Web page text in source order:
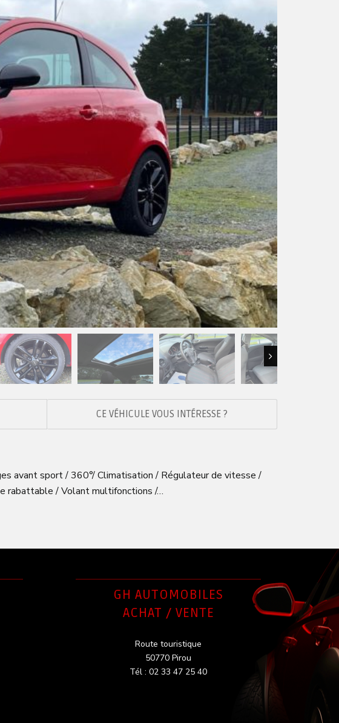
Next
CE VÉHICULE VOUS INTÉRESSE ?
avant sport / 360°/ Climatisation / Régulateur de vitesse /
rabattable / Volant multifonctions /…
GH AUTOMOBILES
ACHAT / VENTE
Route touristique
50770 Pirou
Tél : 02 33 47 25 40